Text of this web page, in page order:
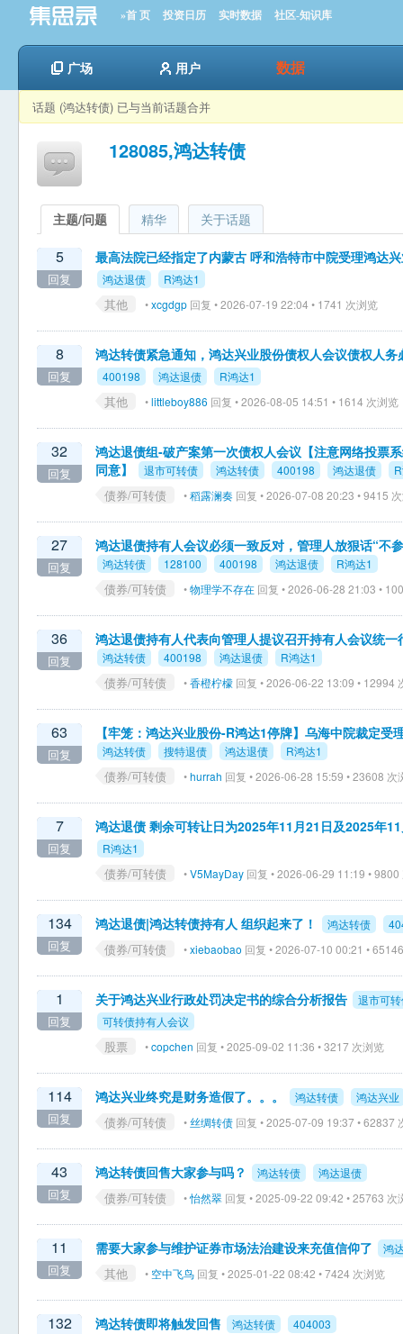
»首 页 投资日历 实时数据 社区-知识库
广场 用户 数据
话题 (鸿达转债) 已与当前话题合并
128085,鸿达转债
主题/问题 精华 关于话题
5
回复
最高法院已经指定了内蒙古 呼和浩特市中院受理鸿达
鸿达退债 R鸿达1
其他 •xcgdgp 回复 • 2026-07-19 22:04 • 1741 次浏览
8
回复
鸿达转债紧急通知，鸿达兴业股份债权人会议债权人务
400198 鸿达退债 R鸿达1
其他 •littleboy886 回复 • 2026-08-05 14:51 • 1614 次浏览
32
回复
鸿达退债组-破产案第一次债权人会议【注意网络投票
同意】
退市可转债 鸿达转债 400198 鸿达退债
债券/可转债 •稻露澜奏 回复 • 2026-07-08 20:23 • 9415
27
回复
鸿达退债持有人会议必须一致反对，管理人放狠话“不
鸿达转债 128100 400198 鸿达退债 R鸿达1
债券/可转债 •物理学不存在 回复 • 2026-06-28 21:03 •
36
回复
鸿达退债持有人代表向管理人提议召开持有人会议统
鸿达转债 400198 鸿达退债 R鸿达1
债券/可转债 •香橙柠檬 回复 • 2026-06-22 13:09 • 12994
63
回复
【牢笼：鸿达兴业股份-R鸿达1停牌】乌海中院裁定受
鸿达转债 搜特退债 鸿达退债 R鸿达1
债券/可转债 •hurrah 回复 • 2026-06-28 15:59 • 23608 次
7
回复
鸿达退债 剩余可转让日为2025年11月21日及2025年
R鸿达1
债券/可转债 •V5MayDay 回复 • 2026-06-29 11:19 • 9800
134
回复
鸿达退债|鸿达转债持有人 组织起来了！ 鸿达转债
债券/可转债 •xiebaobao 回复 • 2026-07-10 00:21 •
1
回复
关于鸿达兴业行政处罚决定书的综合分析报告
退市可
可转债持有人会议
股票 •copchen 回复 • 2025-09-02 11:36 • 3217 次浏览
114
回复
鸿达兴业终究是财务造假了。。。 鸿达转债 鸿达兴业
债券/可转债 •丝绸转债 回复 • 2025-07-09 19:37 • 62837
43
回复
鸿达转债回售大家参与吗？ 鸿达转债 鸿达退债
债券/可转债 •怡然翠 回复 • 2025-09-22 09:42 • 25763 次
11
回复
需要大家参与维护证券市场法治建设来充值信仰了 鸿
其他 • 空中飞鸟 回复 • 2025-01-22 08:42 • 7424 次浏览
132 鸿达转债即将触发回售 鸿达转债 404003